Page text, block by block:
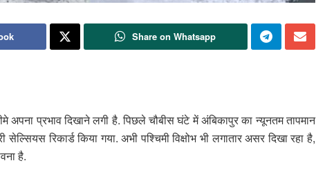
Share on Whatsapp
अपना प्रभाव दिखाने लगी है. पिछले चौबीस घंटे में अंबिकापुर का न्यूनतम तापमान
रिकार्ड किया गया. अभी पश्चिमी विक्षोभ भी लगातार असर दिखा रहा है,
है.